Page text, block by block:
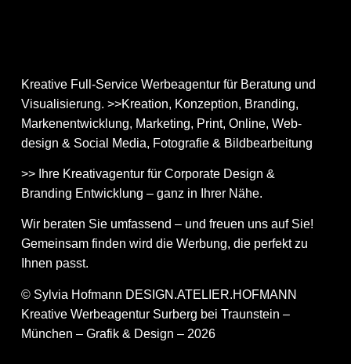
Kreative Full-Service Werbeagentur für Beratung und
Visualisierung. >>Kreation, Konzeption, Branding,
Markenentwicklung, Marketing, Print, Online, Web­
design & Social Media, Fotografie & Bildbear­bei­tung
>> Ihre Kreativagentur für Corporate Design &
Branding Entwicklung – ganz in Ihrer Nähe.
Wir beraten Sie umfassend – und freuen uns auf Sie!
Gemeinsam finden wird die Werbung, die perfekt zu
Ihnen passt.
© Sylvia Hofmann DESIGN.ATELIER.HOFMANN
Kreative Werbeagentur Surberg bei Traunstein –
München – Grafik & Design – 2026